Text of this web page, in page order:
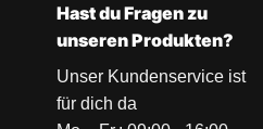
Hast du Fragen zu
unseren Produkten?
Unser Kundenservice ist
für dich da